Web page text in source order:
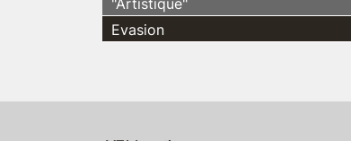
Evasion